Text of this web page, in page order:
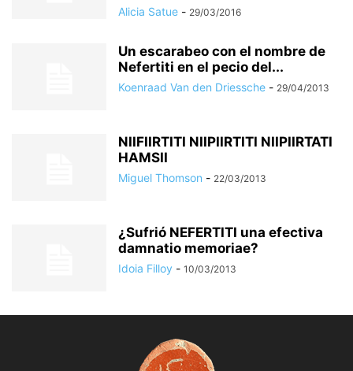
Alicia Satue - 29/03/2016
Un escarabeo con el nombre de
Nefertiti en el pecio del...
Koenraad Van den Driessche - 29/04/2013
NIIFIIRTITI NIIPIIRTITI NIIPIIRTATI
HAMSII
Miguel Thomson - 22/03/2013
¿Sufrió NEFERTITI una efectiva
damnatio memoriae?
Idoia Filloy - 10/03/2013